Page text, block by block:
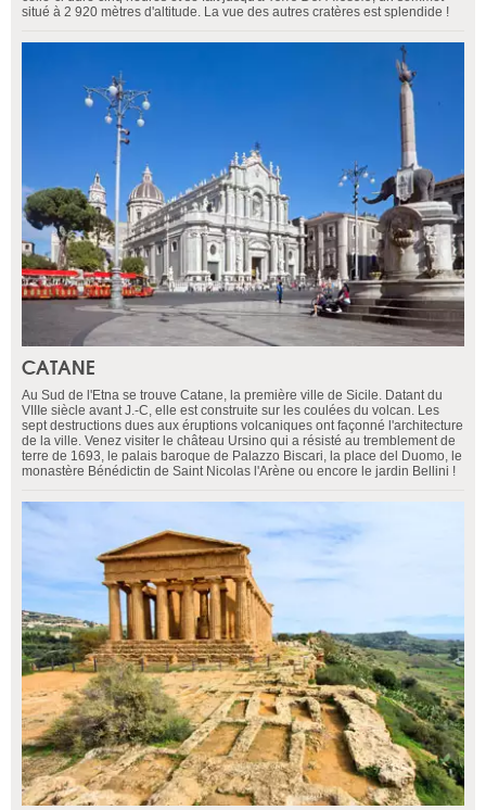
situé à 2 920 mètres d'altitude. La vue des autres cratères est splendide !
CATANE
Au Sud de l'Etna se trouve Catane, la première ville de Sicile. Datant du
VIIIe siècle avant J.-C, elle est construite sur les coulées du volcan. Les
sept destructions dues aux éruptions volcaniques ont façonné l'architecture
de la ville. Venez visiter le château Ursino qui a résisté au tremblement de
terre de 1693, le palais baroque de Palazzo Biscari, la place del Duomo, le
monastère Bénédictin de Saint Nicolas l'Arène ou encore le jardin Bellini !